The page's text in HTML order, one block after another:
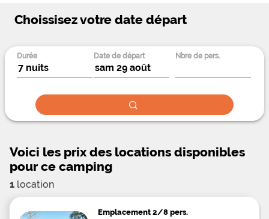
Choissisez votre date départ
Durée Date de départ Nbre de pers.
Voici les prix des locations disponibles
pour ce camping
1 location
Emplacement 2/8 pers.